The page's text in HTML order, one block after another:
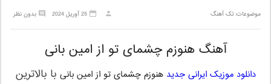
موضوعات:تک آهنگ بدون نظر 25 آوریل 2024
آهنگ هنوزم چشمای تو از امین بانی
دانلود موزیک ایرانی جدید هنوزم چشمای تو از امین بانی با بالاترین